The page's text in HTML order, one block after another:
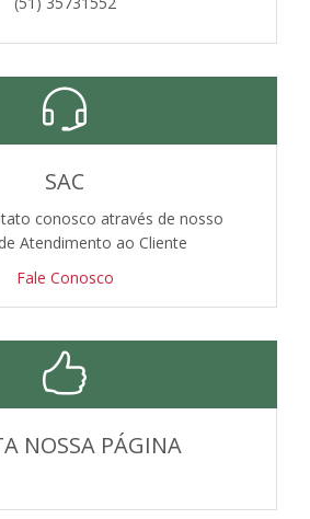
SAC
conosco através de nosso
Atendimento ao Cliente
Fale Conosco
NOSSA PÁGINA